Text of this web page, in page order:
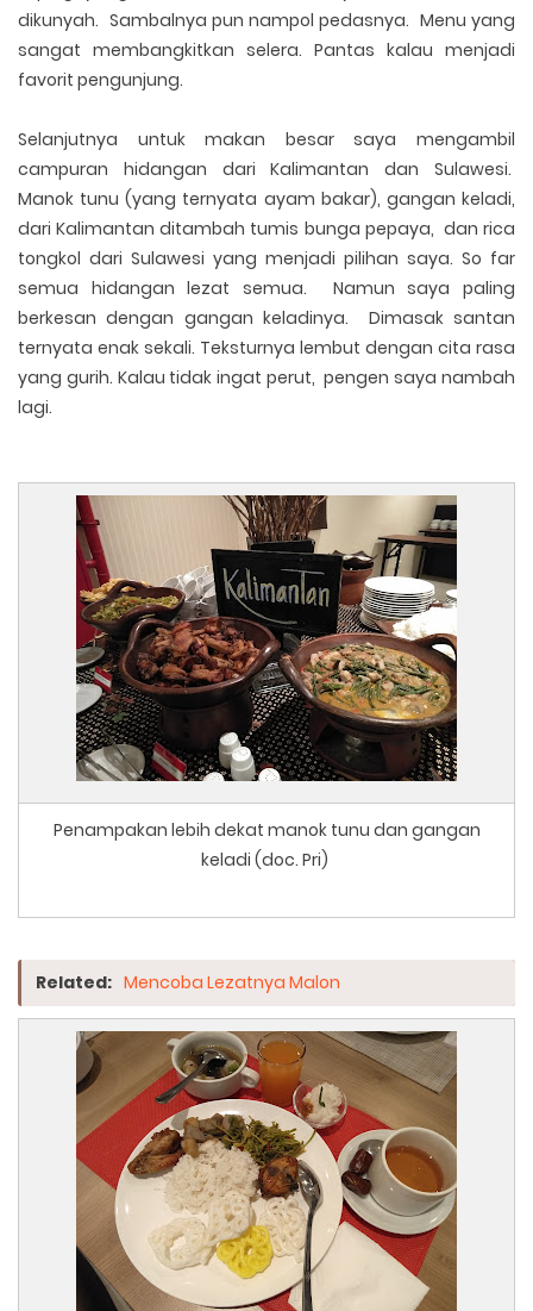
dikunyah. Sambalnya pun nampol pedasnya. Menu yang
sangat membangkitkan selera. Pantas kalau menjadi
favorit pengunjung.
Selanjutnya untuk makan besar saya mengambil
campuran hidangan dari Kalimantan dan Sulawesi.
Manok tunu (yang ternyata ayam bakar), gangan keladi,
dari Kalimantan ditambah tumis bunga pepaya, dan rica
tongkol dari Sulawesi yang menjadi pilihan saya. So far
semua hidangan lezat semua. Namun saya paling
berkesan dengan gangan keladinya. Dimasak santan
ternyata enak sekali. Teksturnya lembut dengan cita rasa
yang gurih. Kalau tidak ingat perut, pengen saya nambah
lagi.
Penampakan lebih dekat manok tunu dan gangan
keladi (doc. Pri)
Related: Mencoba Lezatnya Malon